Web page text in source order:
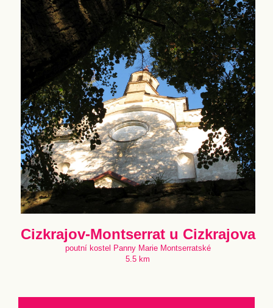
Cizkrajov-Montserrat u Cizkrajova
poutní kostel Panny Marie Montserratské
5.5 km